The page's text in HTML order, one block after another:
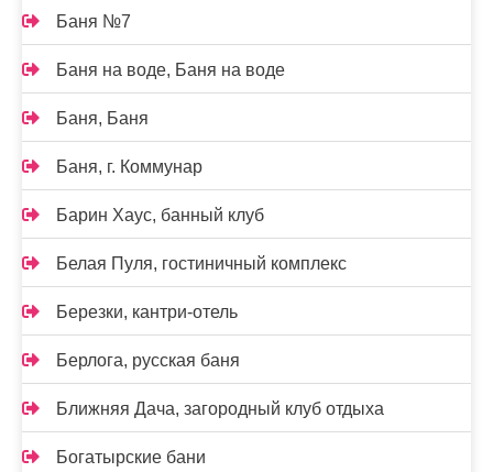
Баня №7
Баня на воде, Баня на воде
Баня, Баня
Баня, г. Коммунар
Барин Хаус, банный клуб
Белая Пуля, гостиничный комплекс
Березки, кантри-отель
Берлога, русская баня
Ближняя Дача, загородный клуб отдыха
Богатырские бани